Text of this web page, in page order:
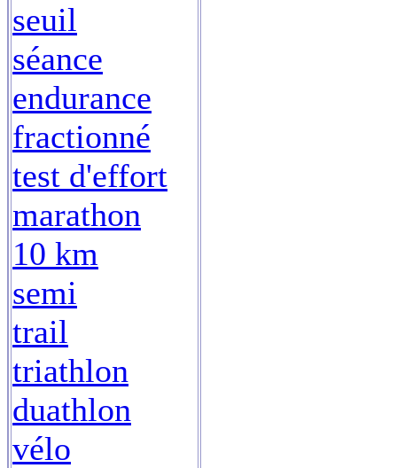
seuil
séance
endurance
fractionné
test d'effort
marathon
10 km
semi
trail
triathlon
duathlon
vélo